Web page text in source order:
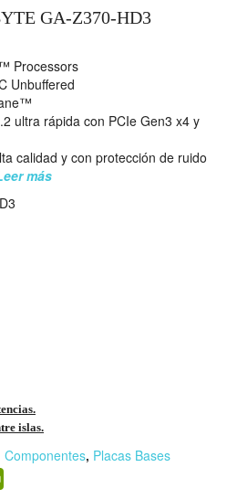
GA-Z370-HD3
Processors
Unbuffered
ultra rápida con PCIe Gen3 x4 y
calidad y con protección de ruido
más
islas.
Componentes, Placas Bases